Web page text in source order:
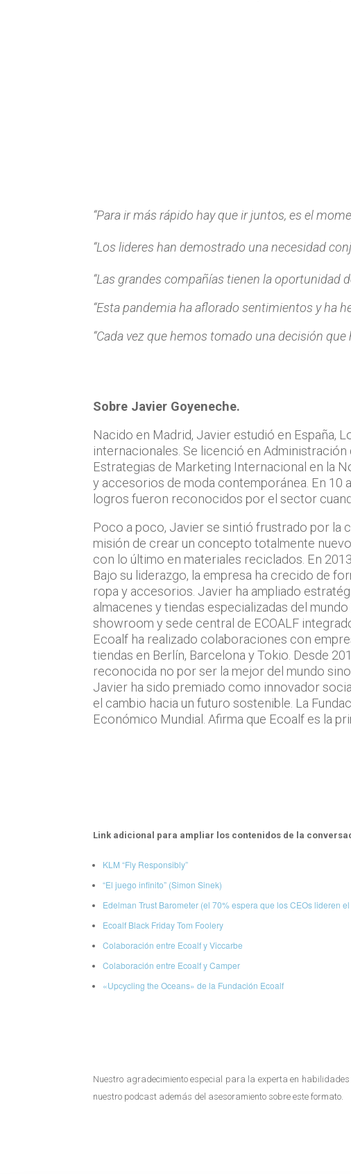
“Para ir más rápido hay que ir juntos, es el
“Los lideres han demostrado una necesidad
“Las grandes compañías tienen la oportunidad
“Esta pandemia ha aflorado sentimientos y ha
“Cada vez que hemos tomado una decisión
Sobre Javier Goyeneche.
Nacido en Madrid, Javier estudió en España,
internacionales. Se licenció en
Estrategias de Marketing Internacional en la
y accesorios de moda contemporánea. En 10
logros fueron reconocidos por el sector
Poco a poco, Javier se sintió frustrado por la
misión de crear un concepto totalmente
con lo último en materiales reciclados. En
Bajo su liderazgo, la empresa ha crecido de
ropa y accesorios. Javier ha ampliado
almacenes y tiendas especializadas del
showroom y sede central de ECOALF
Ecoalf ha realizado colaboraciones con
tiendas en Berlín, Barcelona y Tokio. Desde
reconocida no por ser la mejor del mundo sino
Javier ha sido premiado como innovador
el cambio hacia un futuro sostenible. La
Económico Mundial. Afirma que Ecoalf es la
Link adicional para ampliar los contenidos de la
KLM “Fly Responsibly”
“El juego infinito” (Simon Sinek)
Edelman Trust Barometer (el 70% espera que los CEOs lideren
Ecoalf Black Friday Tom Foolery
Colaboración entre Ecoalf y Viccarbe
Colaboración entre Ecoalf y Camper
«Upcycling the Oceans» de la Fundación Ecoalf
Nuestro agradecimiento especial para la experta en habilidades
nuestro podcast además del asesoramiento sobre este formato.